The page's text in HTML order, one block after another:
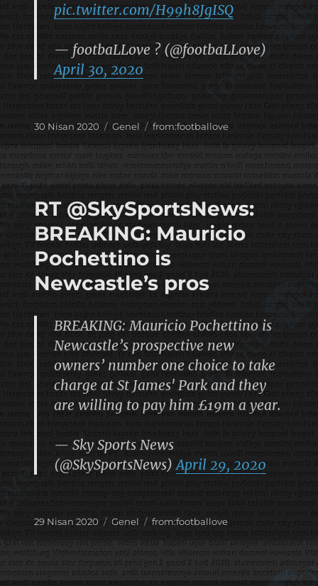
pic.twitter.com/H99h8JgISQ
— footbaLLove ? (@footbaLLove)
April 30, 2020
Yayın
30 Nisan 2020 Kategoriler
Genel Etiketler
from:footballove
RT @SkySportsNews:
BREAKING: Mauricio
Pochettino is
Newcastle’s pros
BREAKING: Mauricio Pochettino is
Newcastle’s prospective new
owners’ number one choice to take
charge at St James' Park and they
are willing to pay him £19m a year.
— Sky Sports News
(@SkySportsNews)April 29, 2020
Yayın
29 Nisan 2020 Kategoriler
Genel Etiketler
from:footballove